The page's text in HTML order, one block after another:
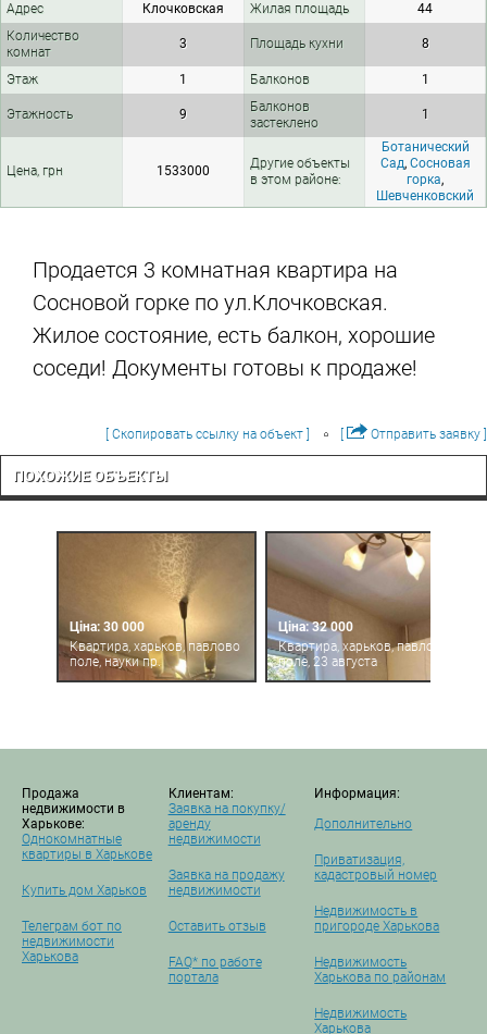
Адрес
Клочковская Жилая площадь
44
Количество
комнат
3 Площадь кухни 8
Этаж 1 Балконов 1
Этажность 9
Балконов
застеклено
1
Цена, грн 1533000
Другие объекты
в этом районе:
Ботанический
Сад, Сосновая
горка,
Шевченковский
Продается 3 комнатная квартира на
Сосновой горке по ул.Клочковская.
Жилое состояние, есть балкон, хорошие
соседи! Документы готовы к продаже!
[ Скопировать ссылку на объект ] Отправить заявку ]
ПОХОЖИЕ ОБЪЕКТЫ
Ціна: 30 000
Квартира, харьков, павлово
поле, науки пр.
Ціна: 32 000
Квартира, харьков, павлово
поле, 23 августа
Продажа
недвижимости в
Харькове:
Однокомнатные
квартиры в Харькове
Купить дом Харьков
Телеграм бот по
недвижимости
Харькова
Клиентам:
Заявка на покупку/
аренду
недвижимости
Заявка на продажу
недвижимости
Оставить отзыв
FAQ* по работе
портала
Информация:
Дополнительно
Приватизация,
кадастровый номер
Недвижимость в
пригороде Харькова
Недвижимость
Харькова по районам
Недвижимость
Харькова